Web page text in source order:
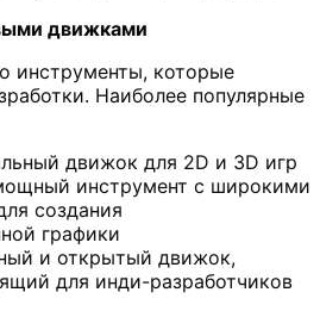
движками
инструменты, которые
Наиболее популярные
движок для 2D и 3D игр
инструмент с широкими
создания
графики
и открытый движок,
для инди-разработчиков